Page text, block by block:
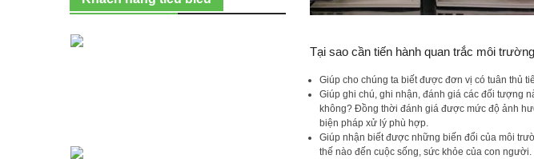
Tại sao cần tiến hành quan trắc môi
Giúp cho chúng ta biết được đơn vị có tuân thủ
Giúp ghi chú, ghi nhận, đánh giá các đối tượng
không? Đồng thời đánh giá được mức độ ảnh
biện pháp xử lý phù hợp.
Giúp nhận biết được những biến đổi của môi
thế nào đến cuộc sống, sức khỏe của con